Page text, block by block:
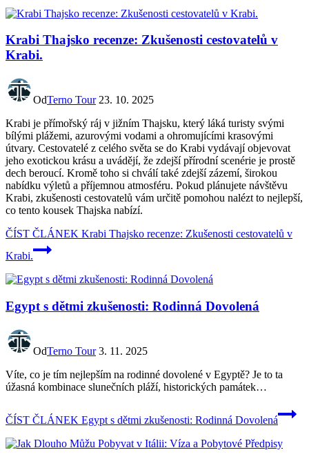
Krabi Thajsko recenze: Zkušenosti cestovatelů v
Krabi.
OdTerno Tour 23. 10. 2025
Krabi je přímořský ráj v jižním Thajsku, který láká turisty svými
bílými plážemi, azurovými vodami a ohromujícími krasovými
útvary. Cestovatelé z celého světa se do Krabi vydávají objevovat
jeho exotickou krásu a uvádějí, že zdejší přírodní scenérie je prostě
dech beroucí. Kromě toho si chválí také zdejší zázemí, širokou
nabídku výletů a příjemnou atmosféru. Pokud plánujete návštěvu
Krabi, zkušenosti cestovatelů vám určitě pomohou nalézt to nejlepší,
co tento kousek Thajska nabízí.
ČÍST ČLÁNEK Krabi Thajsko recenze: Zkušenosti cestovatelů v
Krabi.
Egypt s dětmi zkušenosti: Rodinná Dovolená
OdTerno Tour 3. 11. 2025
Víte, co ⁢je‌ tím nejlepším na rodinné dovolené v Egyptě? Je to ta
‍úžasná kombinace slunečních pláží, historických‍ památek…
ČÍST ČLÁNEK Egypt s dětmi zkušenosti: Rodinná Dovolená